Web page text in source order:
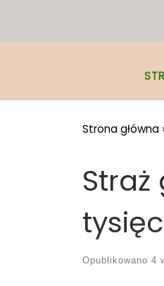
Strona główna
Opublikowano 4